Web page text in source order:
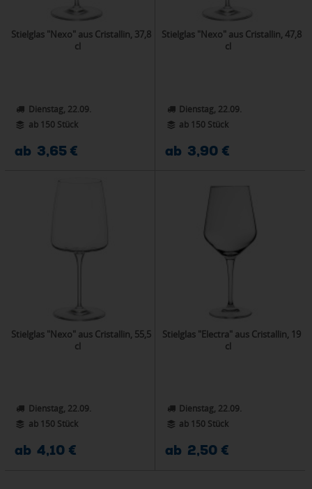
Stielglas "Nexo" aus Cristallin, 37,8
cl
Dienstag, 22.09.
ab 150 Stück
ab 3,65 €
Stielglas "Nexo" aus Cristallin, 47,8
cl
Dienstag, 22.09.
ab 150 Stück
ab 3,90 €
Stielglas "Nexo" aus Cristallin, 55,5
cl
Dienstag, 22.09.
ab 150 Stück
ab 4,10 €
Stielglas "Electra" aus Cristallin, 19
cl
Dienstag, 22.09.
ab 150 Stück
ab 2,50 €